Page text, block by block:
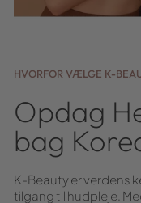
HVORFOR VÆLGE K-
Opdag
bag
K-Beauty er verdens
tilgang til hudpleje.